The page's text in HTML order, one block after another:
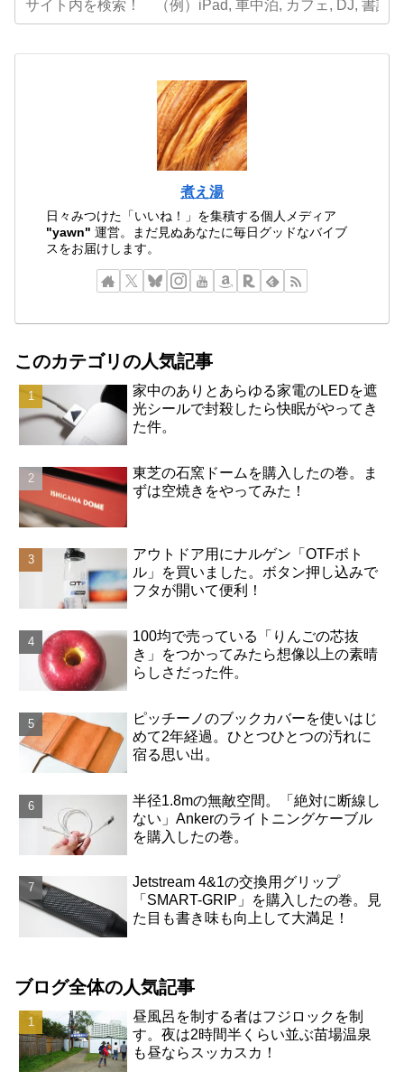
煮え湯
日々みつけた「いいね！」を集積する個人メディア
"yawn" 運営。まだ見ぬあなたに毎日グッドなバイブ
スをお届けします。
このカテゴリの人気記事
家中のありとあらゆる家電のLEDを遮
光シールで封殺したら快眠がやってき
た件。
東芝の石窯ドームを購入したの巻。ま
ずは空焼きをやってみた！
アウトドア用にナルゲン「OTFボト
ル」を買いました。ボタン押し込みで
フタが開いて便利！
100均で売っている「りんごの芯抜
き」をつかってみたら想像以上の素晴
らしさだった件。
ピッチーノのブックカバーを使いはじ
めて2年経過。ひとつひとつの汚れに
宿る思い出。
半径1.8mの無敵空間。「絶対に断線し
ない」Ankerのライトニングケーブル
を購入したの巻。
Jetstream 4&1の交換用グリップ
「SMART-GRIP」を購入したの巻。見
た目も書き味も向上して大満足！
ブログ全体の人気記事
昼風呂を制する者はフジロックを制
す。夜は2時間半くらい並ぶ苗場温泉
も昼ならスッカスカ！